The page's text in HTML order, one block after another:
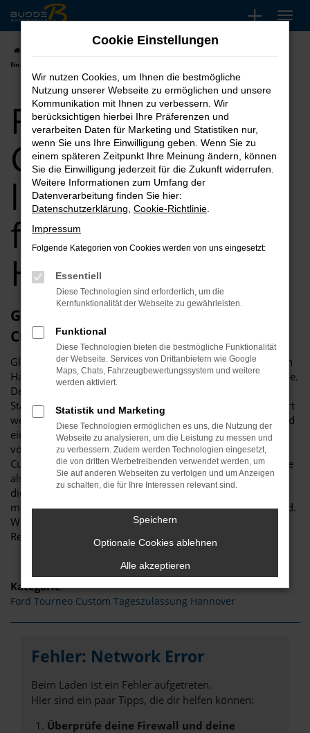
Zum
Hauptinhalt
springen
Ford Tourneo Custom kaufen, leasen,
finanzieren für Hannover
Ford Tourneo
Custom kaufen,
leasen,
finanzieren für
Hannover
Glückwunsch zum Ford Tourneo
Custom in Hannover
Glückwunsch: der Ford Tourneo Custom passt perfekt nach
Hannover und ist ganz sicher das passende Fahrzeug für Sie.
Der Vorteil dieses Modells besteht darin, dass sowohl der
Stadtverkehr als auch längere Strecken souverän gemeistert
werden. Hinzu kommt eine herausragende Ausstattung und
eine enorme Effizienz hinsichtlich der Motorisierung. Wir
von Budde Automobile bieten Ihnen den Ford Tourneo
Custom sowohl als Neuwagen als auch als EU-Import sowie
als Gebraucht- oder Jahreswagen. Entsprechend haben Sie
die ganz große Auswahl und entscheiden komplett selbst,
mit welchem Modell Sie fortan in Hannover unterwegs sind.
Wir beraten Sie gerne und stehen Ihnen für all Ihre Fragen
Rede und Antwort.
Kategorie
Ford Tourneo Custom Tageszulassung Hannover
Fehler: Network Error
Beim Laden ist ein Fehler aufgetreten.
Hier sind ein paar Tipps, die dir helfen können:
Überprüfe deine Firewall und deine
Cookie Einstellungen
Wir nutzen Cookies, um Ihnen die bestmögliche
Nutzung unserer Webseite zu ermöglichen und unsere
Kommunikation mit Ihnen zu verbessern. Wir
berücksichtigen hierbei Ihre Präferenzen und
verarbeiten Daten für Marketing und Statistiken nur,
wenn Sie uns Ihre Einwilligung geben. Wenn Sie zu
einem späteren Zeitpunkt Ihre Meinung ändern, können
Sie die Einwilligung jederzeit für die Zukunft widerrufen.
Weitere Informationen zum Umfang der
Datenverarbeitung finden Sie hier:
Datenschutzerklärung Cookie-Richtlinie
Impressum
Folgende Kategorien von Cookies werden von uns eingesetzt:
Essentiell
Diese Technologien sind erforderlich, um die
Kernfunktionalität der Webseite zu gewährleisten.
Funktional
Diese Technologien bieten die bestmögliche Funktionalität
der Webseite. Services von Drittanbietern wie Google
Maps, Chats, Fahrzeugbewertungssystem und weitere
werden aktiviert.
Statistik und Marketing
Diese Technologien ermöglichen es uns, die Nutzung der
Webseite zu analysieren, um die Leistung zu messen und
zu verbessern. Zudem werden Technologien eingesetzt,
die von dritten Werbetreibenden verwendet werden, um
Sie auf anderen Webseiten zu verfolgen und um Anzeigen
zu schalten, die für Ihre Interessen relevant sind.
Speichern
Optionale Cookies ablehnen
Alle akzeptieren